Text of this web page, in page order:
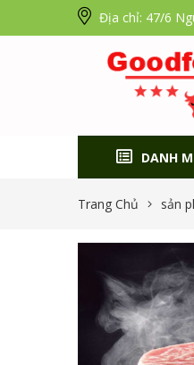
Địa chỉ: 47/6
DANH
Trang Chủ sản